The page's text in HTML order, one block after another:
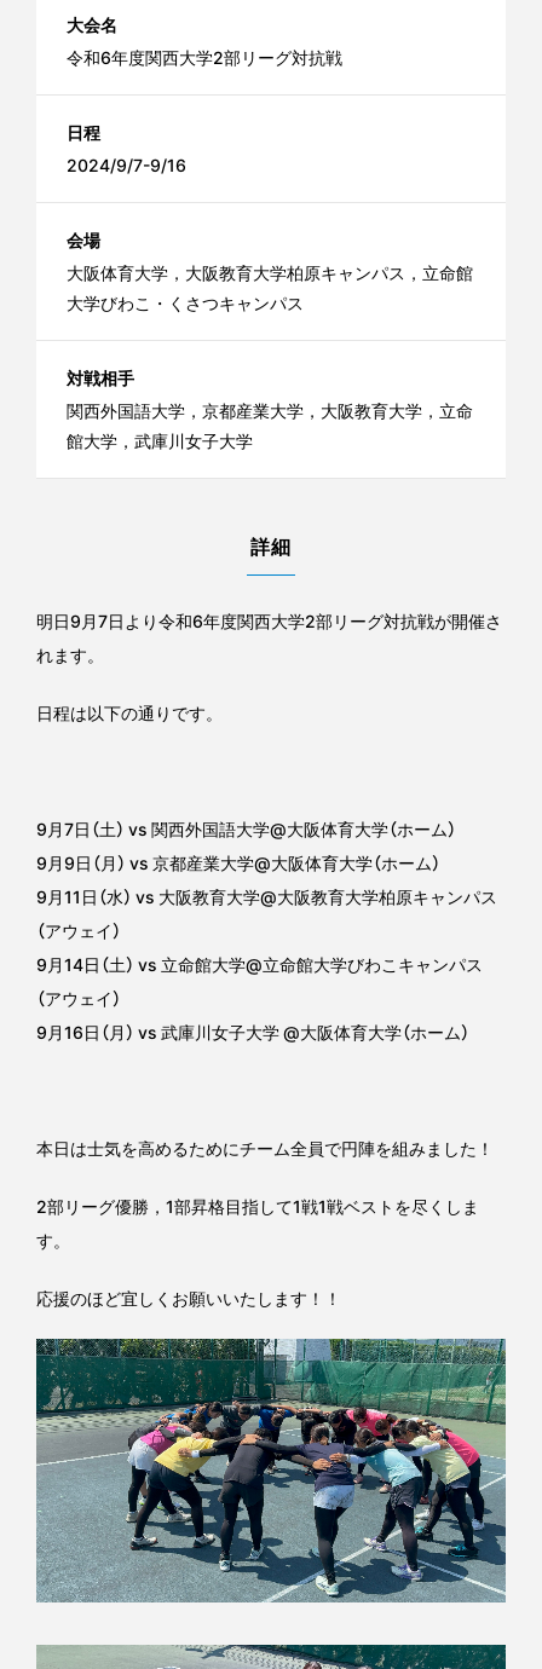
大会名
令和6年度関西大学2部リーグ対抗戦
日程
2024/9/7-9/16
会場
大阪体育大学，大阪教育大学柏原キャンパス，立命館
大学びわこ・くさつキャンパス
対戦相手
関西外国語大学，京都産業大学，大阪教育大学，立命
館大学，武庫川女子大学
詳細
明日9月7日より令和6年度関西大学2部リーグ対抗戦が開催さ
れます。
日程は以下の通りです。
9月7日（土） vs 関西外国語大学@大阪体育大学（ホーム）
9月9日（月） vs 京都産業大学@大阪体育大学（ホーム）
9月11日（水） vs 大阪教育大学@大阪教育大学柏原キャンパス
（アウェイ）
9月14日（土） vs 立命館大学@立命館大学びわこキャンパス
（アウェイ）
9月16日（月） vs 武庫川女子大学 @大阪体育大学（ホーム）
本日は士気を高めるためにチーム全員で円陣を組みました！
2部リーグ優勝，1部昇格目指して1戦1戦ベストを尽くしま
す。
応援のほど宜しくお願いいたします！！